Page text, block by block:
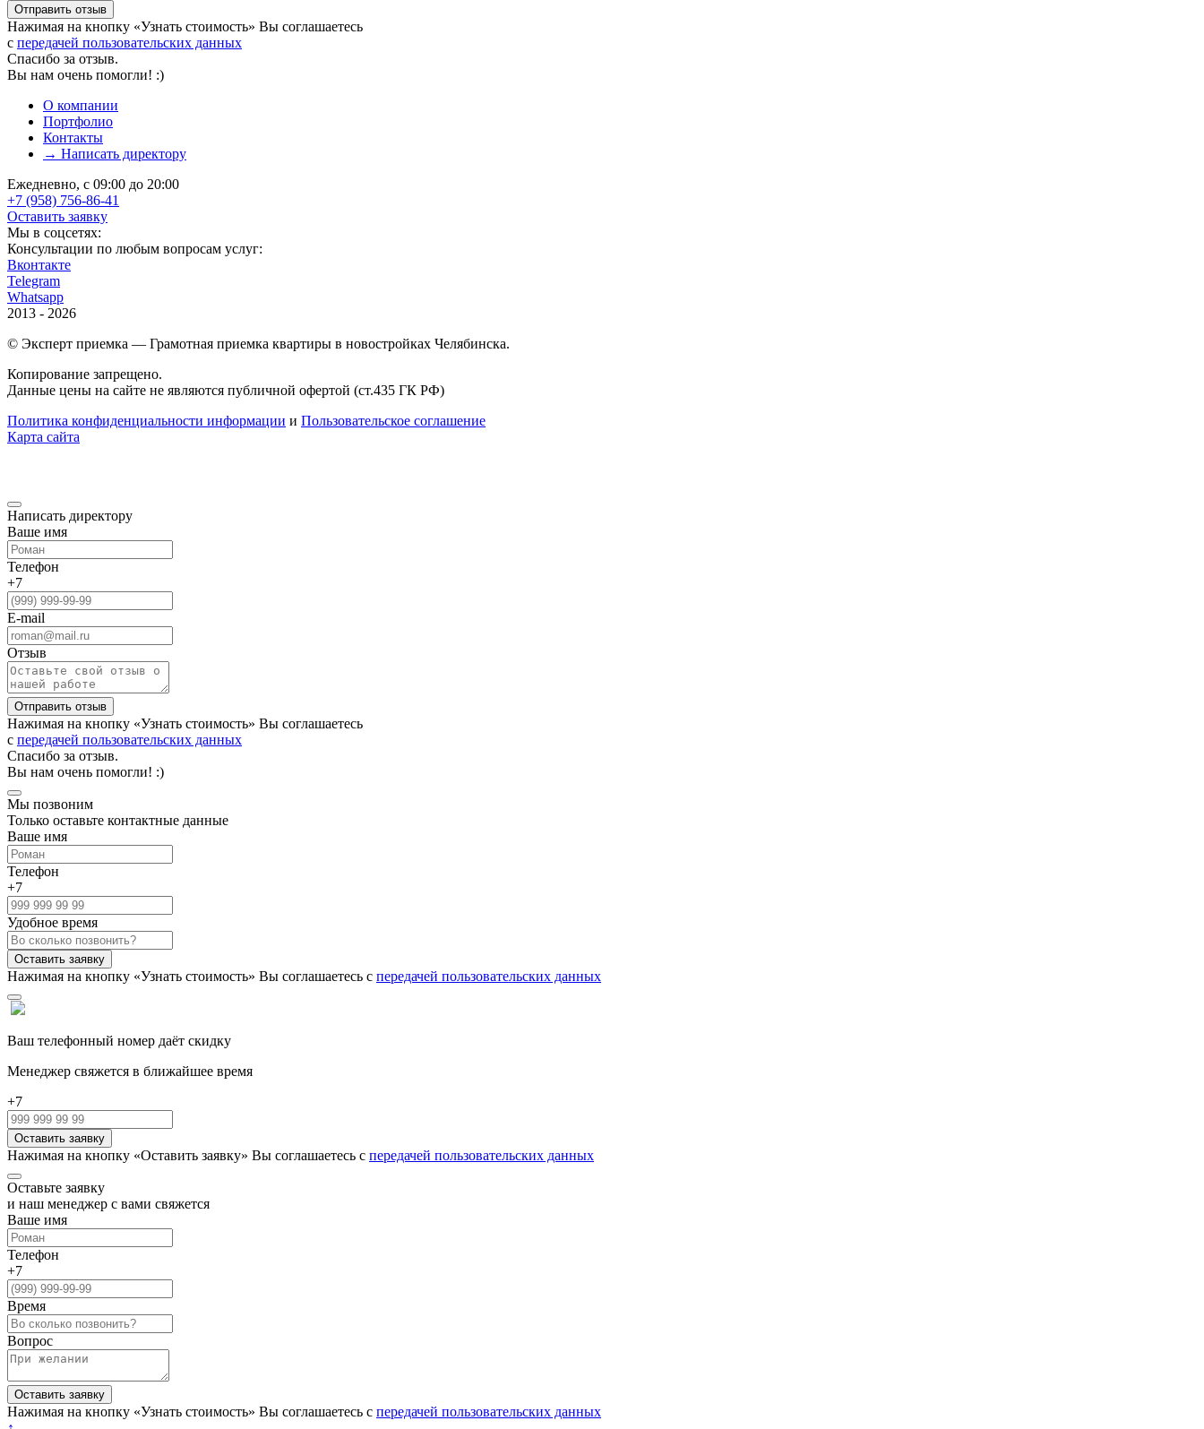
Нажимая на кнопку «Узнать стоимость» Вы соглашаетесь
с передачей пользовательских данных
Спасибо за отзыв.
Вы нам очень помогли! :)
О компании
Портфолио
Контакты
→ Написать директору
Ежедневно, с 09:00 до 20:00
+7 (958) 756-86-41
Оставить заявку
Мы в соцсетях:
Консультации по любым вопросам услуг:
Вконтакте
Telegram
Whatsapp
2013 - 2026
© Эксперт приемка — Грамотная приемка квартиры в новостройках Челябинска.
Копирование запрещено.
Данные цены на сайте не являются публичной офертой (ст.435 ГК РФ)
Политика конфиденциальности информации и Пользовательское соглашение
Карта сайта
Написать директору
Ваше имя
Телефон
+7
E-mail
Отзыв
Нажимая на кнопку «Узнать стоимость» Вы соглашаетесь
с передачей пользовательских данных
Спасибо за отзыв.
Вы нам очень помогли! :)
Мы позвоним
Только оставьте контактные данные
Ваше имя
Телефон
+7
Удобное время
Нажимая на кнопку «Узнать стоимость» Вы соглашаетесь с передачей пользовательских данных
Ваш телефонный номер даёт скидку
Менеджер свяжется в ближайшее время
+7
Нажимая на кнопку «Оставить заявку» Вы соглашаетесь с передачей пользовательских данных
Оставьте заявку
и наш менеджер с вами свяжется
Ваше имя
Телефон
+7
Время
Вопрос
Нажимая на кнопку «Узнать стоимость» Вы соглашаетесь с передачей пользовательских данных